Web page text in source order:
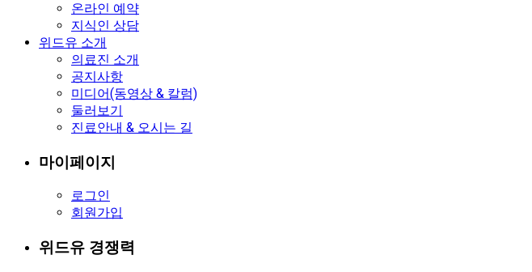
온라인 예약
지식인 상담
위드유 소개
의료진 소개
공지사항
미디어(동영상 & 칼럼)
둘러보기
진료안내 & 오시는 길
마이페이지
로그인
회원가입
위드유 경쟁력